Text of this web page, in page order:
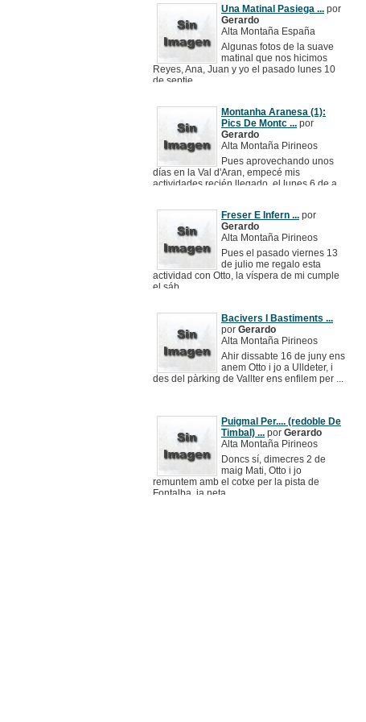
Una Matinal Pasiega ... por
Gerardo
Alta Montaña España
Algunas fotos de la suave
matinal que nos hicimos
Reyes, Ana, Juan y yo el pasado lunes 10
de septie ...
Montanha Aranesa (1):
Pics De Montc ... por
Gerardo
Alta Montaña Pirineos
Pues aprovechando unos
días en la Val d'Aran, empecé mis
actividades recién llegado, el lunes 6 de a
Freser E Infern ... por
Gerardo
Alta Montaña Pirineos
Pues el pasado viernes 13
de julio me regalo esta
actividad con Otto, la víspera de mi cumple
el sáb ...
Bacivers I Bastiments ...
por Gerardo
Alta Montaña Pirineos
Ahir dissabte 16 de juny ens
anem Otto i jo a Ulldeter, i
des del pàrking de Vallter ens enfilem per ...
Puigmal Per.... (redoble De
Timbal) ... por Gerardo
Alta Montaña Pirineos
Doncs sí, dimecres 2 de
maig Mati, Otto i jo
remuntem amb el cotxe per la pista de
Fontalba, ja neta ...